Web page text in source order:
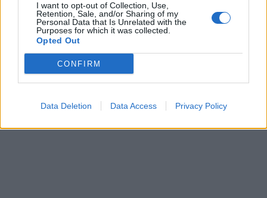
I want to opt-out of Collection, Use,
Retention, Sale, and/or Sharing of my
Personal Data that Is Unrelated with the
Purposes for which it was collected.
Opted Out
CONFIRM
Data Deletion Data Access Privacy Policy
KOMMENTTIA